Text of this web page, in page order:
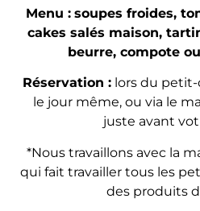
Menu : soupes froides,
cakes salés maison,
beurre, compote
Réservation : lors du
le jour même, ou via le
juste avant
*Nous travaillons avec la
qui fait travailler tous les
des produits